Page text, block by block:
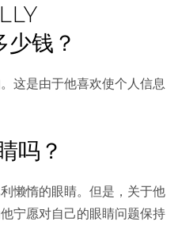
钱？
这是由于他喜欢使个人信息
吗？
懒惰的眼睛。但是，关于他
宁愿对自己的眼睛问题保持